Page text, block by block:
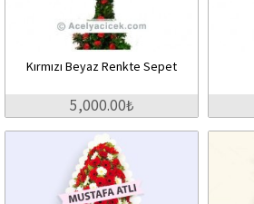
Kırmızı Beyaz Renkte Sepet
5,000.00₺